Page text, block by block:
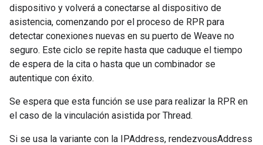
dispositivo y volverá a conectarse al dispositivo de
asistencia, comenzando por el proceso de RPR para
detectar conexiones nuevas en su puerto de Weave no
seguro. Este ciclo se repite hasta que caduque el tiempo
de espera de la cita o hasta que un combinador se
autentique con éxito.
Se espera que esta función se use para realizar la RPR en
el caso de la vinculación asistida por Thread.
Si se usa la variante con la IPAddress, rendezvousAddress